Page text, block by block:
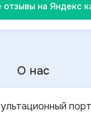
отзывы на Яндекс
О нас